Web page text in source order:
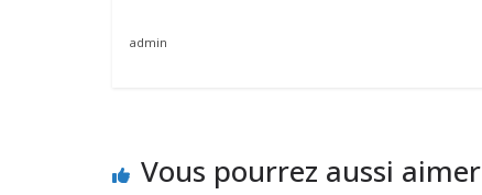
admin
Vous pourrez aussi aimer